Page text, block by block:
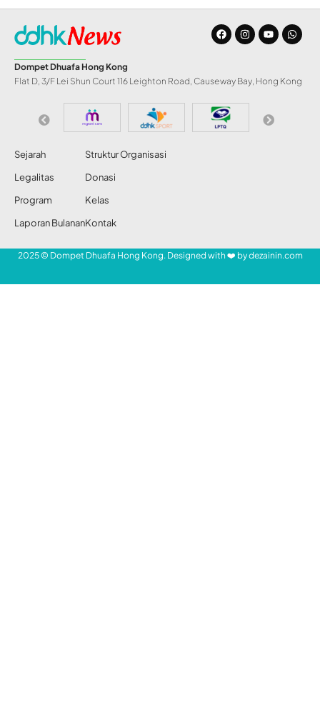
Dompet Dhuafa Hong Kong
Flat D, 3/F Lei Shun Court 116 Leighton Road, Causeway Bay, Hong Kong
Sejarah
Legalitas
Program
Laporan Bulanan
Struktur Organisasi
Donasi
Kelas
Kontak
2025 © Dompet Dhuafa Hong Kong. Designed with ❤️ bydezainin.com